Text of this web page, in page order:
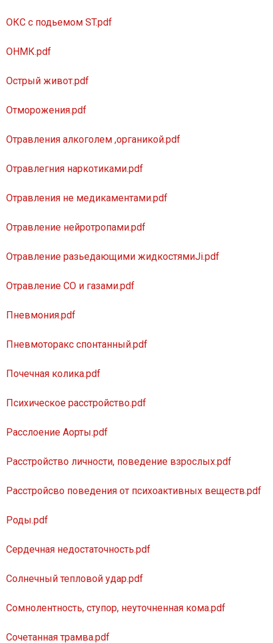
ОКС с подьемом ST.pdf
ОНМК.pdf
Острый живот.pdf
Отморожения.pdf
Отравления алкоголем ,органикой.pdf
Отравлегния наркотиками.pdf
Отравления не медикаментами.pdf
Отравление нейротропами.pdf
Отравление разьедающими жидкостямиJi.pdf
Отравление СО и газами.pdf
Пневмония.pdf
Пневмоторакс спонтанный.pdf
Почечная колика.pdf
Психическое расстройство.pdf
Расслоение Аорты.pdf
Расстройство личности, поведение взрослых.pdf
Расстройсво поведения от психоактивных веществ.pdf
Роды.pdf
Сердечная недостаточность.pdf
Солнечный тепловой удар.pdf
Сомнолентность, ступор, неуточненная кома.pdf
Сочетанная трамва.pdf